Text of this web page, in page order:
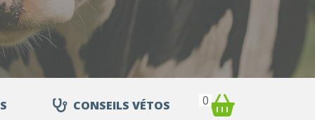
CONSEILS VÉTOS 0